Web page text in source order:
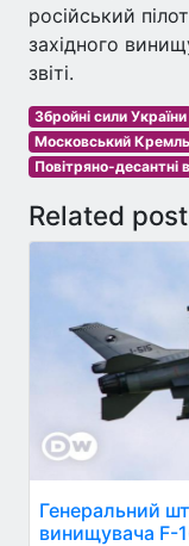
російський
західного
звіті.
Збройні сили України
Московський Кремль
Повітряно-десантні
Related
Генеральний
винищувача F-